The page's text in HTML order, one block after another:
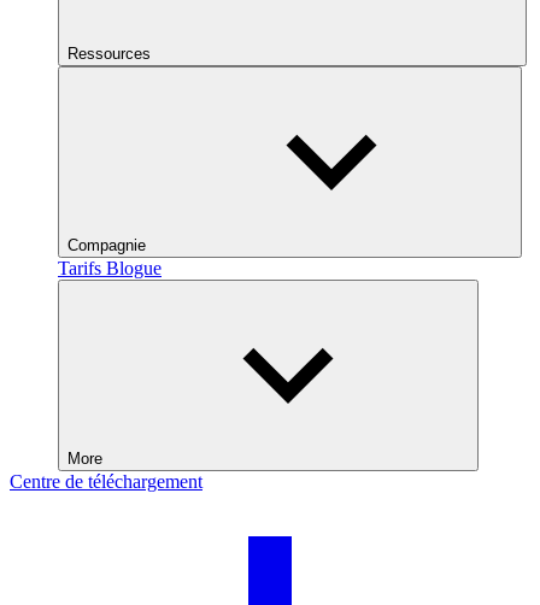
Ressources
Compagnie
Tarifs Blogue
More
Centre de téléchargement